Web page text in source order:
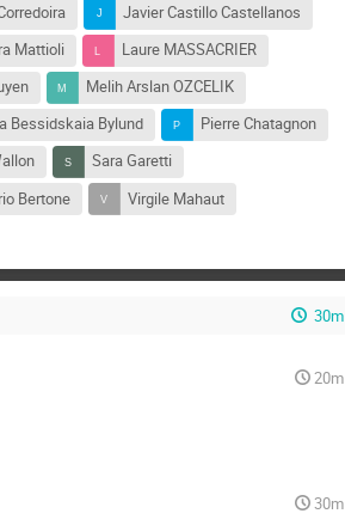
Javier Castillo Castellanos
Mattioli
Laure MASSACRIER
Melih Arslan OZCELIK
Bessidskaia Bylund
Pierre Chatagnon
Sara Garetti
Bertone
Virgile Mahaut
30m
20m
30m